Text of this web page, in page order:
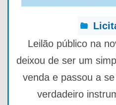
Leilão público na
deixou de ser um
venda e passou a
verdadeiro